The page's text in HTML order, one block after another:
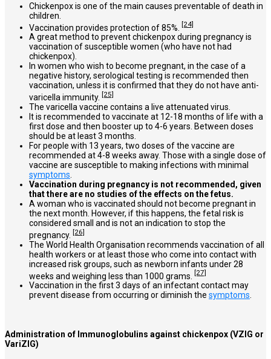
Chickenpox is one of the main causes preventable of death in
children.
Vaccination provides protection of 85%.
[24]
A great method to prevent chickenpox during pregnancy is
vaccination of susceptible women (who have not had
chickenpox).
In women who wish to become pregnant, in the case of a
negative history, serological testing is recommended then
vaccination, unless it is confirmed that they do not have anti-
varicella immunity. [25]
The varicella vaccine contains a live attenuated virus.
It is recommended to vaccinate at 12-18 months of life with a
first dose and then booster up to 4-6 years. Between doses
should be at least 3 months.
For people with 13 years, two doses of the vaccine are
recommended at 4-8 weeks away. Those with a single dose of
vaccine are susceptible to making infections with minimal
symptoms
Vaccination during pregnancy is not recommended, given
that there are no studies of the effects on the fetus.
A woman who is vaccinated should not become pregnant in
the next month. However, if this happens, the fetal risk is
considered small and is not an indication to stop the
pregnancy. [26]
The World Health Organisation recommends vaccination of all
health workers or at least those who come into contact with
increased risk groups, such as newborn infants under 28
weeks and weighing less than 1000 grams.
[27]
Vaccination in the first 3 days of an infectant contact may
prevent disease from occurring or diminish the symptoms.
Administration of Immunoglobulins against chickenpox (VZIG or
VariZIG)